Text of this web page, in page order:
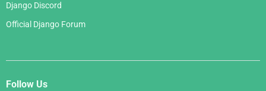
Django Discord
Official Django Forum
Follow Us